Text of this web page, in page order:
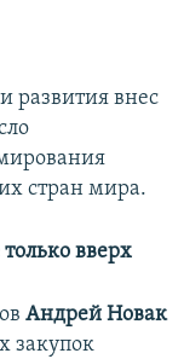
развития внес
стран мира.
вверх
Андрей Новак
закупок